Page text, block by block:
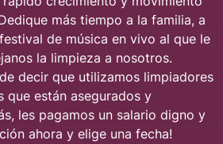
más tiempo a la familia, a
de música en vivo al que le
la limpieza a nosotros.
decir que utilizamos limpiadores
que están asegurados y
les pagamos un salario digno y
ahora y elige una fecha!